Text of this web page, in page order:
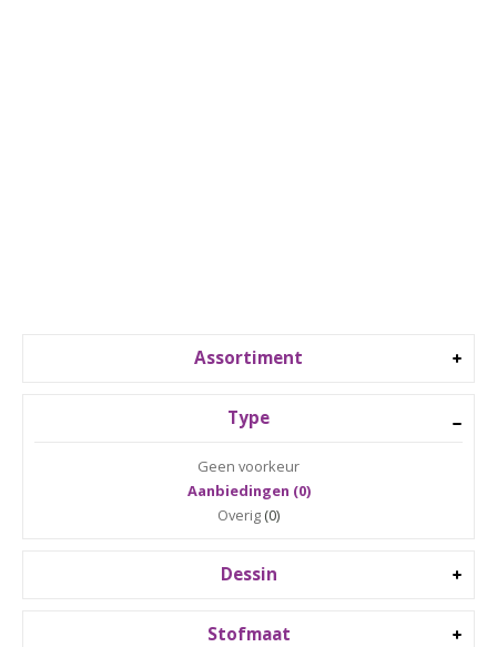
Assortiment
Type
Geen voorkeur
Aanbiedingen (0)
Overig (0)
Dessin
Stofmaat